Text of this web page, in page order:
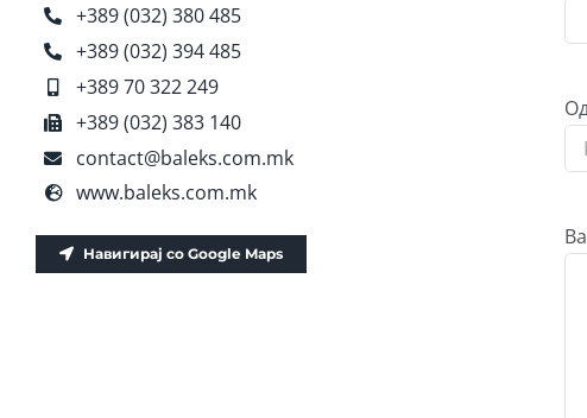
+389 (032) 380 485
+389 (032) 394 485
+389 70 322 249
+389 (032) 383 140
contact@baleks.com.mk
www.baleks.com.mk
Навигирај со Google Maps